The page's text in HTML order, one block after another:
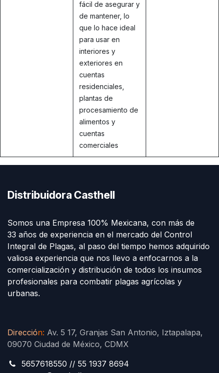
fácil de asegurar y
de mantener, lo
que lo hace ideal
para usar en
interiores y
exteriores en
cuentas
residenciales,
plantas de
procesamiento de
alimentos y
cuentas
comerciales
Distribuidora Casthell
Somos una Empresa 100% Mexicana, con más de
33 años de experiencia en el mercado del Control
Integral de Plagas, al paso del tiempo hemos adquirido
valiosa experiencia que nos llevo a enfocarnos a la
comercialización y distribución de todos los insumos
profesionales para combatir plagas agrícolas y
urbanas.
Dirección: Av. 5 17, Granjas San Antonio, Iztapalapa,
09070 Ciudad de México, CDMX
5657618550 // 55 1937 8694